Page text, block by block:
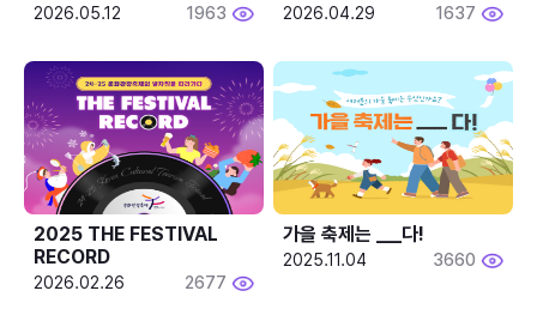
2026.05.12 1963 2026.04.29 1637
2025 THE FESTIVAL
RECORD
2026.02.26 2677
2025.11.04 3660